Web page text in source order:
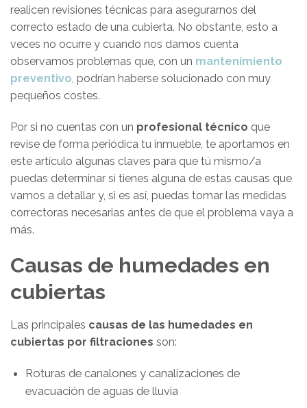
realicen revisiones técnicas para asegurarnos del
correcto estado de una cubierta. No obstante, esto a
veces no ocurre y cuando nos damos cuenta
observamos problemas que, con un mantenimiento
preventivo, podrían haberse solucionado con muy
pequeños costes.
Por si no cuentas con un profesional técnico que
revise de forma periódica tu inmueble, te aportamos en
este artículo algunas claves para que tú mismo/a
puedas determinar si tienes alguna de estas causas que
vamos a detallar y, si es así, puedas tomar las medidas
correctoras necesarias antes de que el problema vaya a
más.
Causas de humedades en
cubiertas
Las principales causas de las humedades en
cubiertas por filtraciones son:
Roturas de canalones y canalizaciones de
evacuación de aguas de lluvia